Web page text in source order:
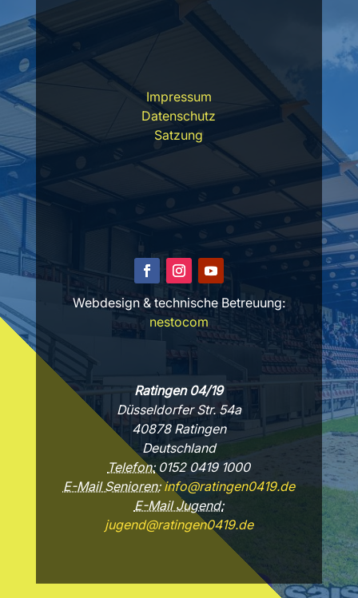
Impressum
Datenschutz
Satzung
Webdesign & technische Betreuung:
nestocom
Ratingen 04/19
Düsseldorfer Str. 54a
40878 Ratingen
Deutschland
Telefon:0152 0419 1000
E-Mail Senioren:info@ratingen0419.de
E-Mail Jugend:
jugend@ratingen0419.de